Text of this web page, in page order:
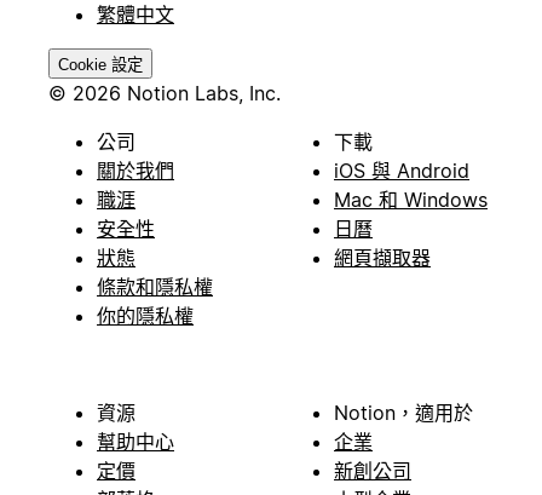
繁體中文
Cookie 設定
© 2026 Notion Labs, Inc.
公司
關於我們
職涯
安全性
狀態
條款和隱私權
你的隱私權
下載
iOS 與 Android
Mac 和 Windows
日曆
網頁擷取器
資源
幫助中心
定價
Notion，適用於
企業
新創公司